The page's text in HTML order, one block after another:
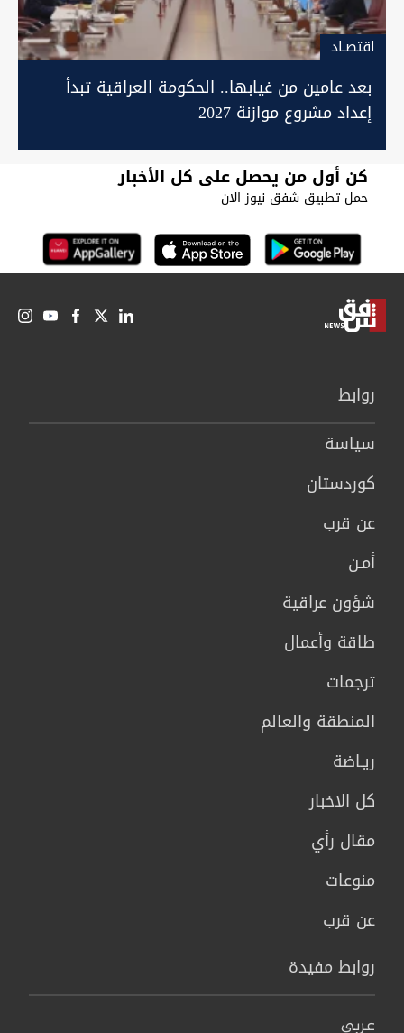
اقتصـاد
بعد عامين من غيابها.. الحكومة العراقية تبدأ
إعداد مشروع موازنة 2027
كن أول من يحصل على كل الأخبار
حمل تطبيق شفق نيوز الان
روابط
سیاسة
كوردستان
عن قرب
أمـن
شؤون عراقية
طاقة وأعمال
ترجمات
المنطقة والعالم
ريـاضة
كل الاخبار
مقال رأي
منوعات
عن قرب
روابط مفيدة
عربي